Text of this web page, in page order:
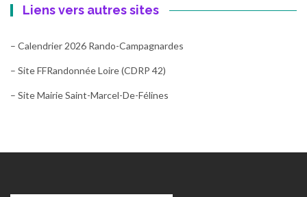
Liens vers autres sites
– Calendrier 2026 Rando-Campagnardes
– Site FFRandonnée Loire (CDRP 42)
– Site Mairie Saint-Marcel-De-Félines